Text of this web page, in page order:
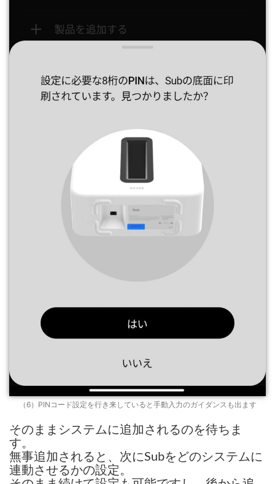
（6）PINコード設定を行き来していると手動入力のガイダンスも出ます
そのままシステムに追加されるのを待ちま
す。
無事追加されると、次にSubをどのシステムに
連動させるかの設定。